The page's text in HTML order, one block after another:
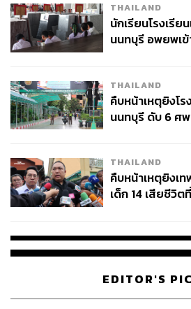
THAILAND
นักเรียนโรงเรีย
นนทบุรี อพยพเ
THAILAND
คืบหน้าเหตุยิงโ
นนทบุรี ดับ 6 ศพ
THAILAND
คืบหน้าเหตุยิงเ
เด็ก 14 เสียชีวิ
EDITOR'S